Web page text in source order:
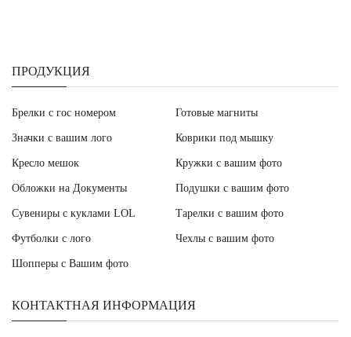
ПРОДУКЦИЯ
Брелки с гос номером Готовые магниты
Значки с вашим лого Коврики под мышку
Кресло мешок Кружки с вашим фото
Обложки на Документы Подушки с вашим фото
Сувениры с куклами LOL Тарелки с вашим фото
Футболки с лого Чехлы с вашим фото
Шопперы с Вашим фото
КОНТАКТНАЯ ИНФОРМАЦИЯ